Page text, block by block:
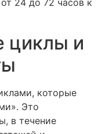
24 до 72 часов к
циклы и
которые
Это
в течение